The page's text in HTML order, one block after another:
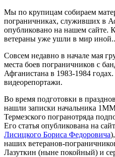
Мы по крупицам собираем
пограничниках, служивших в
опубликовано на нашем сайте.
ветераны уже ушли в мир иной..
Совсем недавно в начале мая
места боев пограничников с
Афганистана в 1983-1984
видеорепортажи.
Во время подготовки в
нашли записки начальника
Термезского погранотряда
Его статья опубликована на
Лисицкого Бориса Федоровича
наших ветеранов-
Лазуткин (ныне покойный) и